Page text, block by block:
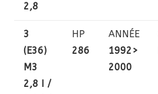
2,8
3
(E36)
M3
2,8 I /
HP
286
ANNÉE
1992>
2000